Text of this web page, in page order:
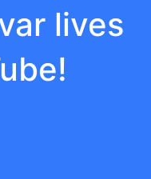
lives